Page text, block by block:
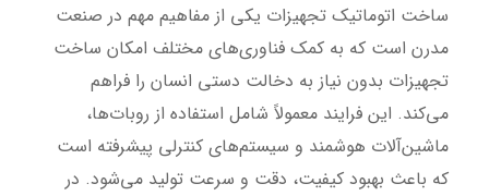
ساخت اتوماتیک تجهیزات یکی از مفاهیم مهم در صنعت
مدرن است که به کمک فناوری‌های مختلف امکان ساخت
تجهیزات بدون نیاز به دخالت دستی انسان را فراهم
می‌کند. این فرایند معمولاً شامل استفاده از روبات‌ها،
ماشین‌آلات هوشمند و سیستم‌های کنترلی پیشرفته است
که باعث بهبود کیفیت، دقت و سرعت تولید می‌شود. در